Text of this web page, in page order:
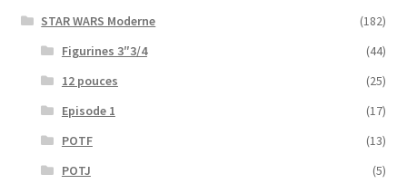
STAR WARS Moderne
(182)
Figurines 3″3/4
(44)
12 pouces
(25)
Episode 1
(17)
POTF
(13)
POTJ
(5)